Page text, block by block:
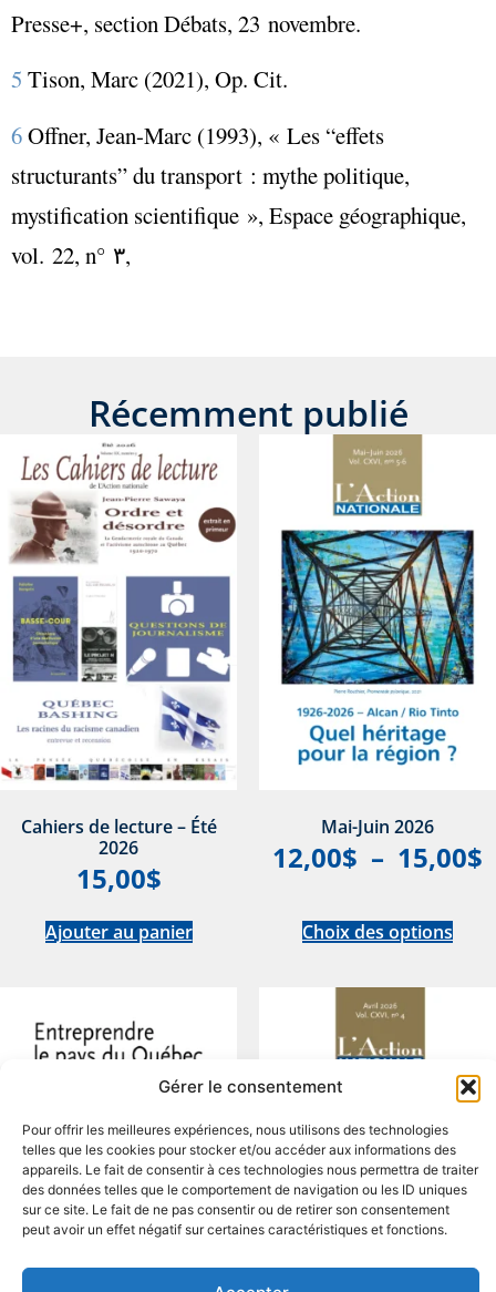
Gérer le consentement
Pour offrir les meilleures expériences, nous utilisons des technologies
telles que les cookies pour stocker et/ou accéder aux informations des
appareils. Le fait de consentir à ces technologies nous permettra de traiter
des données telles que le comportement de navigation ou les ID uniques
sur ce site. Le fait de ne pas consentir ou de retirer son consentement
peut avoir un effet négatif sur certaines caractéristiques et fonctions.
Presse+, section Débats, 23 novembre.
5 Tison, Marc (2021), Op. Cit.
6Offner, Jean-Marc (1993), « Les “effets
structurants” du transport : mythe politique,
mystification scientifique », Espace géographique,
vol. 22, n
° ٣,
Récemment publié
Cahiers de lecture – Été
2026
15,00$
Ajouter au panier
Mai-Juin 2026
12,00$ – 15,00$
Choix des options